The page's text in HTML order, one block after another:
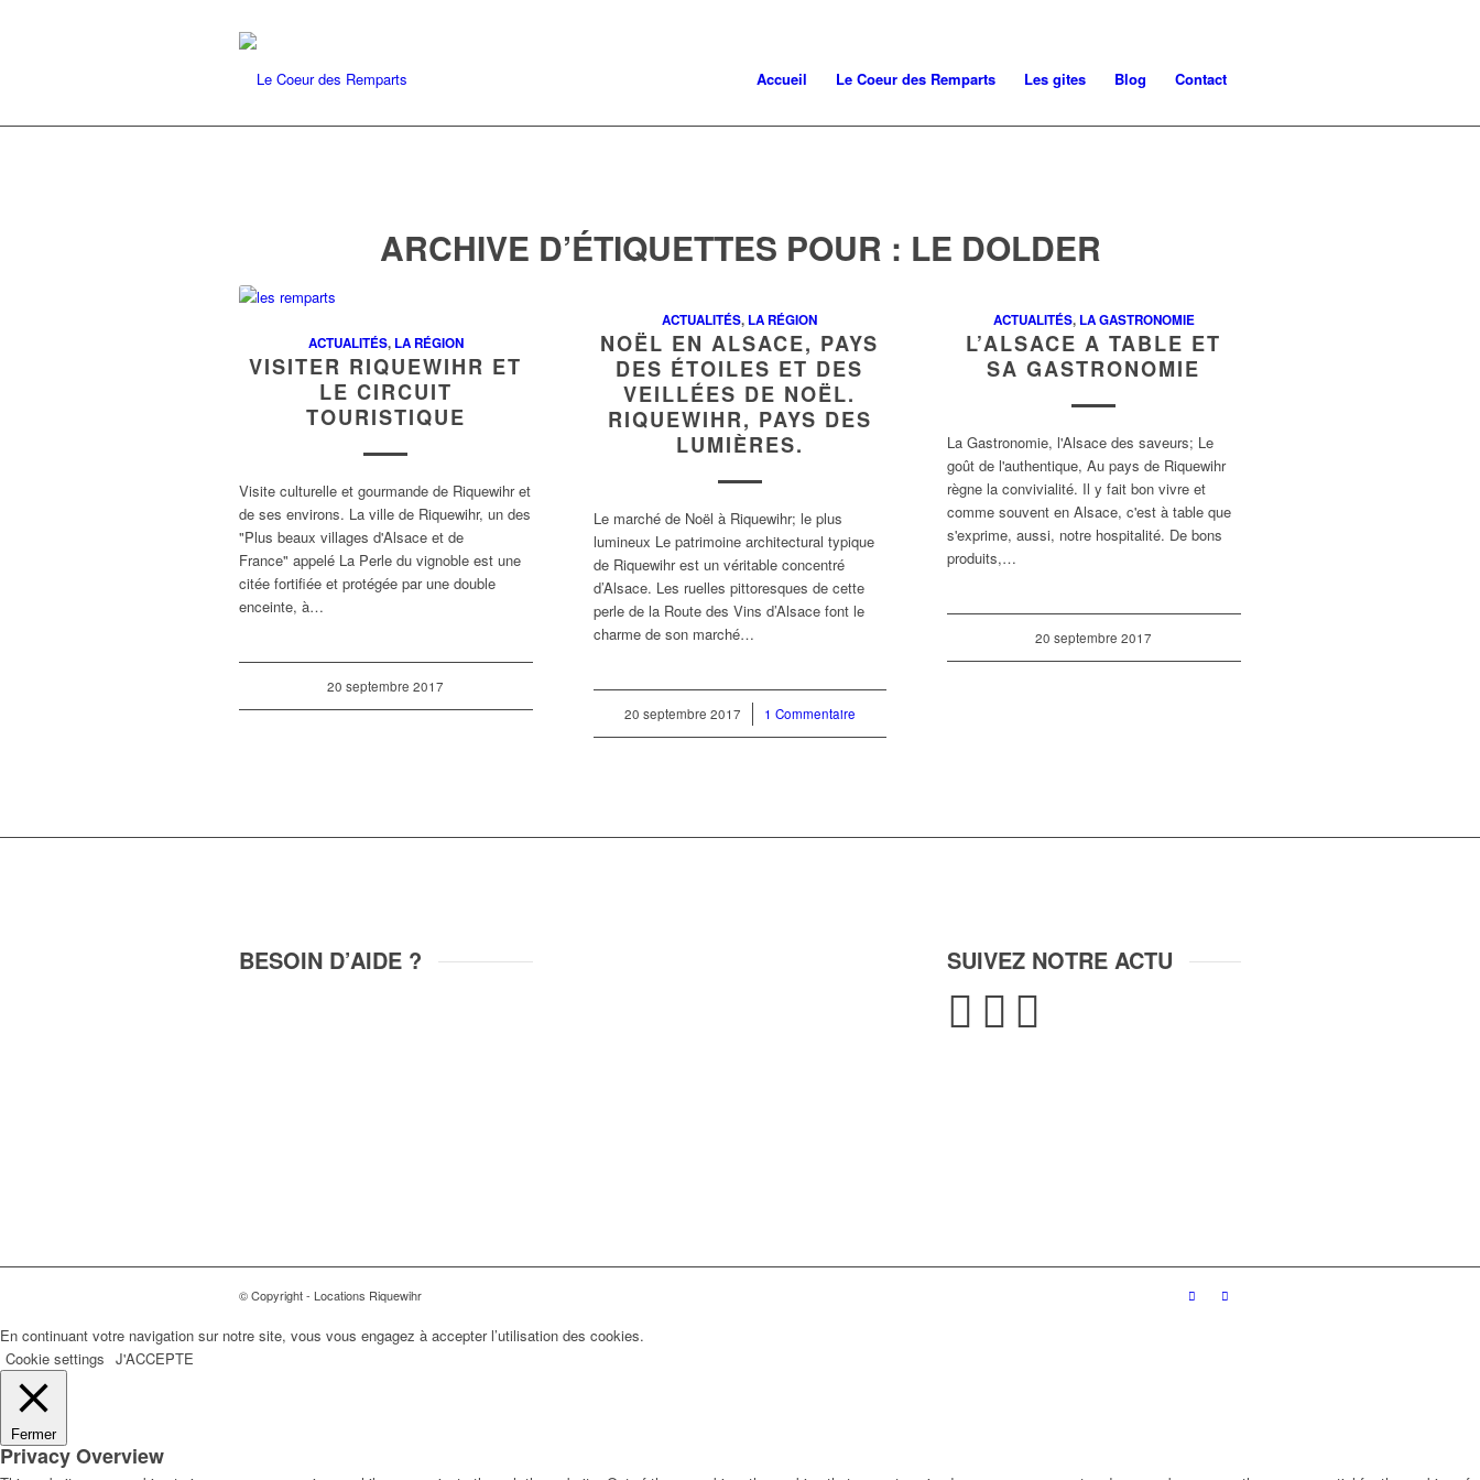
Accueil Le Coeur des Remparts Les gites Blog Contact
ARCHIVE D’ÉTIQUETTES POUR : LE DOLDER
ACTUALITÉS, LA RÉGION
VISITER RIQUEWIHR ET
LE CIRCUIT
TOURISTIQUE
Visite culturelle et gourmande de Riquewihr et
de ses environs. La ville de Riquewihr, un des
"Plus beaux villages d'Alsace et de
France" appelé La Perle du vignoble est une
citée fortifiée et protégée par une double
enceinte, à…
20 septembre 2017
ACTUALITÉS, LA RÉGION
NOËL EN ALSACE, PAYS
DES ÉTOILES ET DES
VEILLÉES DE NOËL.
RIQUEWIHR, PAYS DES
LUMIÈRES.
Le marché de Noël à Riquewihr; le plus
lumineux Le patrimoine architectural typique
de Riquewihr est un véritable concentré
d’Alsace. Les ruelles pittoresques de cette
perle de la Route des Vins d’Alsace font le
charme de son marché…
20 septembre 2017
/ 1 Commentaire
ACTUALITÉS, LA GASTRONOMIE
L’ALSACE A TABLE ET
SA GASTRONOMIE
La Gastronomie, l'Alsace des saveurs; Le
goût de l'authentique, Au pays de Riquewihr
règne la convivialité. Il y fait bon vivre et
comme souvent en Alsace, c'est à table que
s'exprime, aussi, notre hospitalité. De bons
produits,…
20 septembre 2017
BESOIN D’AIDE ? SUIVEZ NOTRE ACTU
© Copyright - Locations Riquewihr
En continuant votre navigation sur notre site, vous vous engagez à accepter l’utilisation des cookies.
Cookie settings J'ACCEPTE
Fermer
Privacy Overview